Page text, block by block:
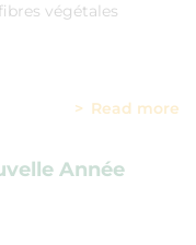
végétales
Read more
Année